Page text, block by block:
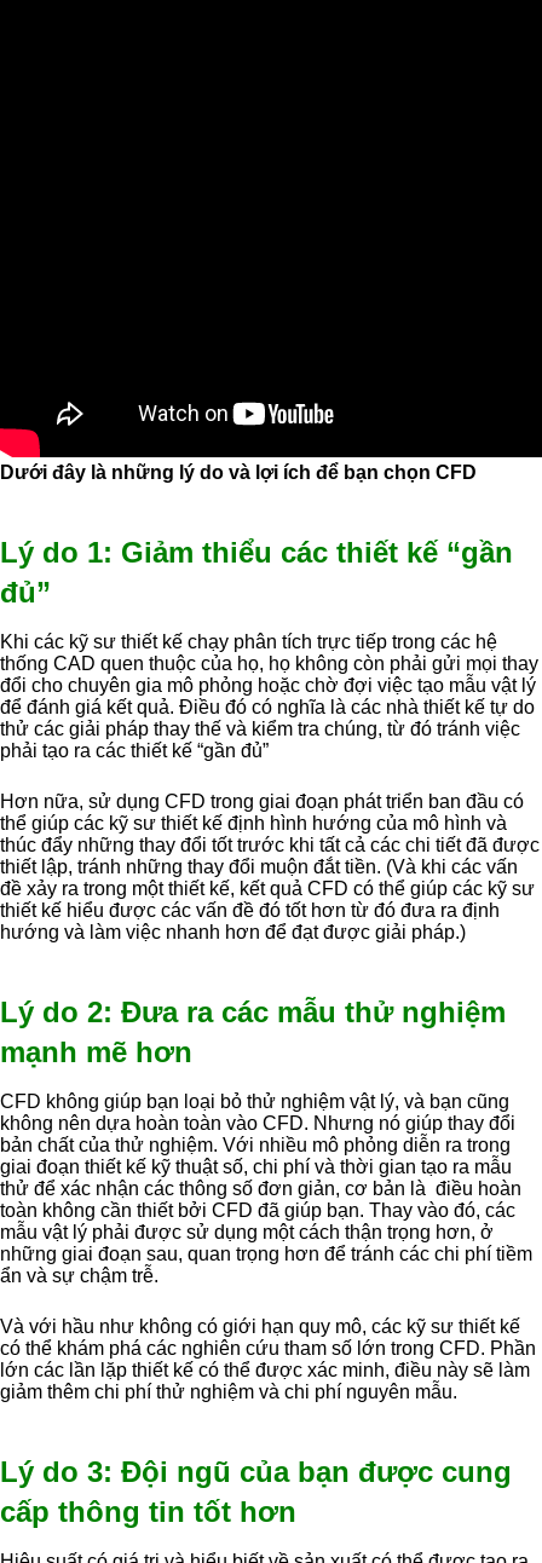
Dưới đây là những lý do và lợi ích để bạn chọn CFD
Lý do 1: Giảm thiểu các thiết kế “gần
đủ”
Khi các kỹ sư thiết kế chạy phân tích trực tiếp trong các hệ
thống CAD quen thuộc của họ, họ không còn phải gửi mọi thay
đổi cho chuyên gia mô phỏng hoặc chờ đợi việc tạo mẫu vật lý
để đánh giá kết quả. Điều đó có nghĩa là các nhà thiết kế tự do
thử các giải pháp thay thế và kiểm tra chúng, từ đó tránh việc
phải tạo ra các thiết kế “gần đủ”
Hơn nữa, sử dụng CFD trong giai đoạn phát triển ban đầu có
thể giúp các kỹ sư thiết kế định hình hướng của mô hình và
thúc đẩy những thay đổi tốt trước khi tất cả các chi tiết đã được
thiết lập, tránh những thay đổi muộn đắt tiền. (Và khi các vấn
đề xảy ra trong một thiết kế, kết quả CFD có thể giúp các kỹ sư
thiết kế hiểu được các vấn đề đó tốt hơn từ đó đưa ra định
hướng và làm việc nhanh hơn để đạt được giải pháp.)
Lý do 2: Đưa ra các mẫu thử nghiệm
mạnh mẽ hơn
CFD không giúp bạn loại bỏ thử nghiệm vật lý, và bạn cũng
không nên dựa hoàn toàn vào CFD. Nhưng nó giúp thay đổi
bản chất của thử nghiệm. Với nhiều mô phỏng diễn ra trong
giai đoạn thiết kế kỹ thuật số, chi phí và thời gian tạo ra mẫu
thử để xác nhận các thông số đơn giản, cơ bản là điều hoàn
toàn không cần thiết bởi CFD đã giúp bạn. Thay vào đó, các
mẫu vật lý phải được sử dụng một cách thận trọng hơn, ở
những giai đoạn sau, quan trọng hơn để tránh các chi phí tiềm
ẩn và sự chậm trễ.
Và với hầu như không có giới hạn quy mô, các kỹ sư thiết kế
có thể khám phá các nghiên cứu tham số lớn trong CFD. Phần
lớn các lần lặp thiết kế có thể được xác minh, điều này sẽ làm
giảm thêm chi phí thử nghiệm và chi phí nguyên mẫu.
Lý do 3: Đội ngũ của bạn được cung
cấp thông tin tốt hơn